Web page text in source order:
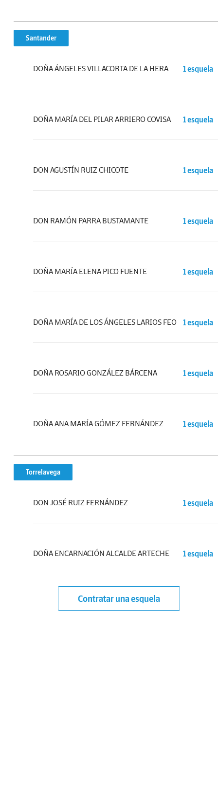
Santander
DOÑA ÁNGELES VILLACORTA DE LA HERA 1 esquela
DOÑA MARÍA DEL PILAR ARRIERO COVISA 1 esquela
DON AGUSTÍN RUIZ CHICOTE 1 esquela
DON RAMÓN PARRA BUSTAMANTE 1 esquela
DOÑA MARÍA ELENA PICO FUENTE 1 esquela
DOÑA MARÍA DE LOS ÁNGELES LARIOS FEO 1 esquela
DOÑA ROSARIO GONZÁLEZ BÁRCENA 1 esquela
DOÑA ANA MARÍA GÓMEZ FERNÁNDEZ 1 esquela
Torrelavega
DON JOSÉ RUIZ FERNÁNDEZ 1 esquela
DOÑA ENCARNACIÓN ALCALDE ARTECHE 1 esquela
Contratar una esquela